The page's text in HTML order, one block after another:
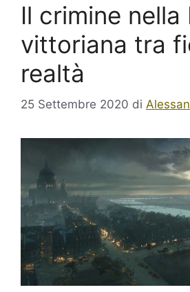
Il crimine nella
vittoriana tra
realtà
25 Settembre 2020 di